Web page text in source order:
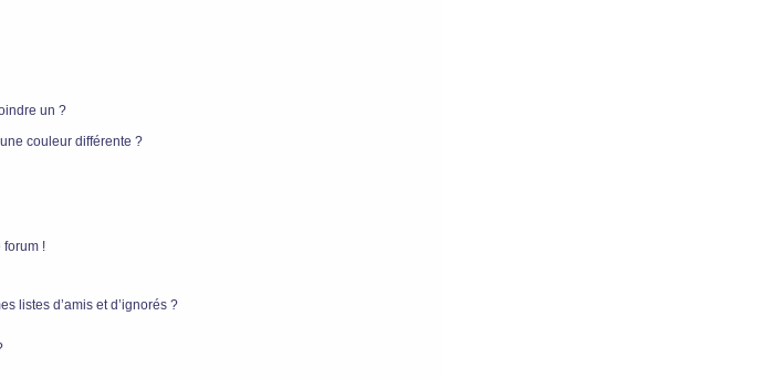
un ?
couleur différente ?
forum !
listes d’amis et d’ignorés ?